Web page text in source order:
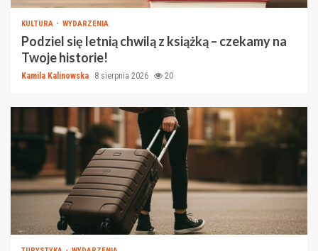
KULTURA WYDARZENIA
Podziel się letnią chwilą z książką – czekamy na
Twoje historie!
Kamila Kalinowska 8 sierpnia 2026 20